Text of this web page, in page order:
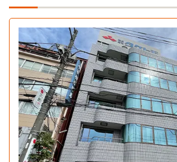
Ａタイプ
1K 30.01㎡〜30.01㎡
Cタイプ
1LDK 52㎡〜52㎡